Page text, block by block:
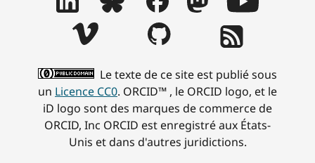
Le texte de ce site est publié sous
un Licence CC0. ORCID™ , le ORCID logo, et le
iD logo sont des marques de commerce de
ORCID, Inc ORCID est enregistré aux États-
Unis et dans d'autres juridictions.